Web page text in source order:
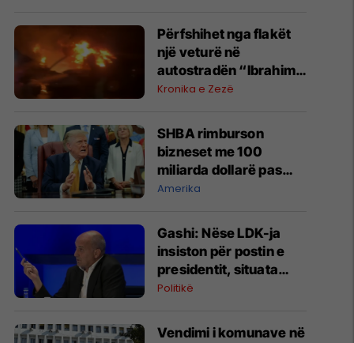
Përfshihet nga flakët
një veturë në
autostradën “Ibrahim
Rugova”
Kronika e Zezë
SHBA rimburson
bizneset me 100
miliarda dollarë pas
anulimit të tarifave të
Amerika
Gashi: Nëse LDK-ja
insiston për postin e
presidentit, situata
komplikohet - pres që
Politikë
Vendimi i komunave në